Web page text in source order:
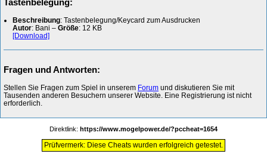
Beschreibung: Tastenbelegung/Keycard zum Ausdrucken
Autor: Bani – Größe: 12 KB
[Download]
Fragen und Antworten:
Stellen Sie Fragen zum Spiel in unserem Forum und diskutieren Sie mit
Tausenden anderen Besuchern unserer Website. Eine Registrierung ist nicht
erforderlich.
Direktlink: https://www.mogelpower.de/?pccheat=1654
Prüfvermerk: Diese Cheats wurden erfolgreich getestet.